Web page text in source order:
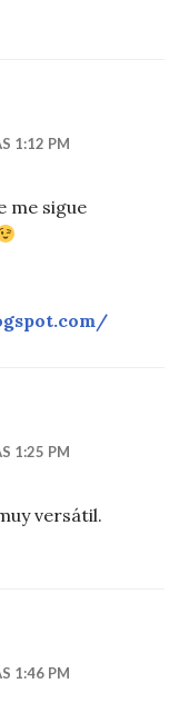
1:12 PM
me sigue
1:25 PM
versátil.
1:46 PM